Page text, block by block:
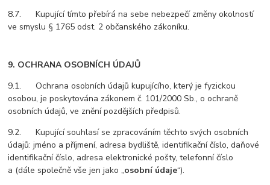
8.7. Kupující tímto přebírá na sebe nebezpečí změny okolností
ve smyslu § 1765 odst. 2 občanského zákoníku.
9. OCHRANA OSOBNÍCH ÚDAJŮ
9.1. Ochrana osobních údajů kupujícího, který je fyzickou
osobou, je poskytována zákonem č. 101/2000 Sb., o ochraně
osobních údajů, ve znění pozdějších předpisů.
9.2. Kupující souhlasí se zpracováním těchto svých osobních
údajů: jméno a příjmení, adresa bydliště, identifikační číslo, daňové
identifikační číslo, adresa elektronické pošty, telefonní číslo
a (dále společně vše jen jako „osobní údaje“).